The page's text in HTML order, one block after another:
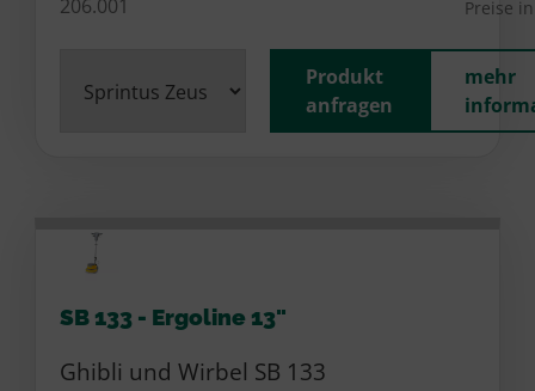
206.001 Preise
Produkt
anfragen
mehr
SB 133 - Ergoline 13"
Ghibli und Wirbel SB 133